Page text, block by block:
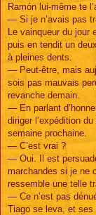
Ramón lui-même te
— Si je n’avais pas
Le vainqueur du jour
puis en tendit un
à pleines dents.
— Peut-être, mais
sois pas mauvais
revanche demain.
— En parlant
diriger l’expédition du
semaine prochaine.
— C’est vrai ?
— Oui. Il est
marchandes si je ne
ressemble une telle
— Ce n’est pas
Tiago se leva, et